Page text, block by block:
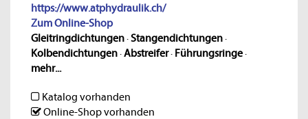
https://www.atphydraulik.ch/
Zum Online-Shop
Gleitringdichtungen·Stangendichtungen·
Kolbendichtungen·Abstreifer· Führungsringe·
mehr...
Katalog vorhanden
Online-Shop vorhanden